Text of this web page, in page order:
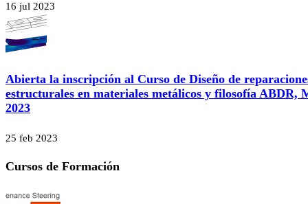
16 jul 2023
Abierta la inscripción al Curso de Diseño de
estructurales en materiales metálicos y filosofía ABDR,
2023
25 feb 2023
Cursos de Formación